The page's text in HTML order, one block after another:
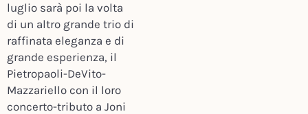
luglio sarà poi la volta
di un altro grande trio di
raffinata eleganza e di
grande esperienza, il
Pietropaoli-DeVito-
Mazzariello con il loro
concerto-tributo a Joni